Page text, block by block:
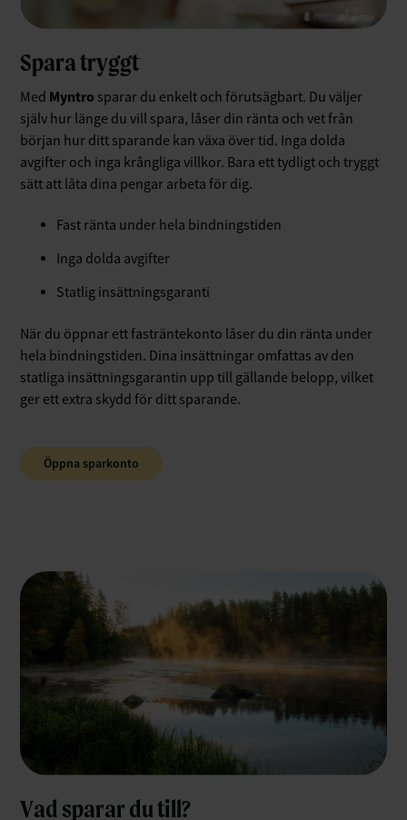
Spara tryggt
Med Myntro sparar du enkelt och förutsägbart. Du väljer
själv hur länge du vill spara, låser din ränta och vet från
början hur ditt sparande kan växa över tid. Inga dolda
avgifter och inga krångliga villkor. Bara ett tydligt och tryggt
sätt att låta dina pengar arbeta för dig.
Fast ränta under hela bindningstiden
Inga dolda avgifter
Statlig insättningsgaranti
När du öppnar ett fasträntekonto låser du din ränta under
hela bindningstiden. Dina insättningar omfattas av den
statliga insättningsgarantin upp till gällande belopp, vilket
ger ett extra skydd för ditt sparande.
Öppna sparkonto
Vad sparar du till?